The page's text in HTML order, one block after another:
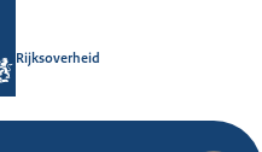
Rijksoverheid